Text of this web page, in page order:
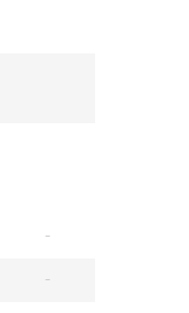
-
-